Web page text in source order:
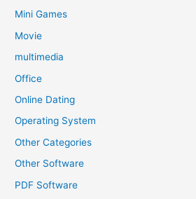
Mini Games
Movie
multimedia
Office
Online Dating
Operating System
Other Categories
Other Software
PDF Software